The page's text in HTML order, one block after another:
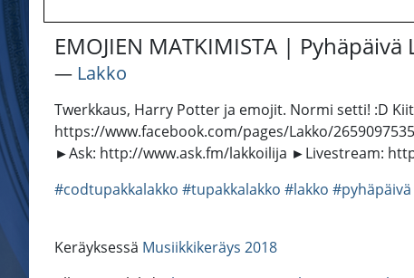
EMOJIEN MATKIMISTA |
― Lakko
Twerkkaus, Harry Potter ja emojit. Normi setti! :D
https://www.facebook.com/pages/Lakko/
►Ask: http://www.ask.fm/lakkoilija ►Livestream:
#codtupakkalakko #tupakkalakko #lakko #pyhäpäivä
Keräyksessä Musiikkikeräys 2018